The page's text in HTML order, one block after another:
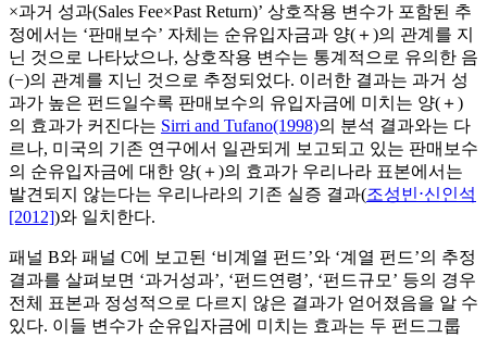
×과거 성과(Sales Fee×Past Return)’ 상호작용 변수가 포함된 추
정에서는 ‘판매보수’ 자체는 순유입자금과 양(＋)의 관계를 지
닌 것으로 나타났으나, 상호작용 변수는 통계적으로 유의한 음
(−)의 관계를 지닌 것으로 추정되었다. 이러한 결과는 과거 성
과가 높은 펀드일수록 판매보수의 유입자금에 미치는 양(＋)
의 효과가 커진다는 Sirri and Tufano(1998)의 분석 결과와는 다
르나, 미국의 기존 연구에서 일관되게 보고되고 있는 판매보수
의 순유입자금에 대한 양(＋)의 효과가 우리나라 표본에서는
발견되지 않는다는 우리나라의 기존 실증 결과(조성빈⋅신인석
[2012])와 일치한다.
패널 B와 패널 C에 보고된 ‘비계열 펀드’와 ‘계열 펀드’의 추정
결과를 살펴보면 ‘과거성과’, ‘펀드연령’, ‘펀드규모’ 등의 경우
전체 표본과 정성적으로 다르지 않은 결과가 얻어졌음을 알 수
있다. 이들 변수가 순유입자금에 미치는 효과는 두 펀드그룹